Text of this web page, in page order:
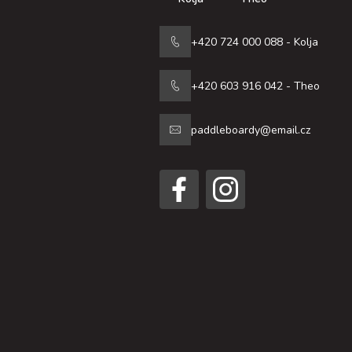
+420 724 000 088 - Kolja
+420 603 916 042 - Theo
paddleboardy@email.cz